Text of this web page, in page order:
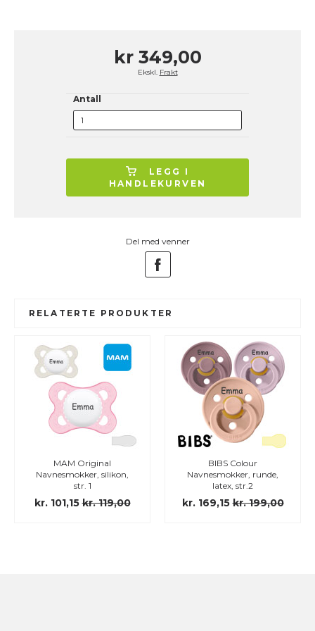
kr 349,00
Ekskl. Frakt
Antall
LEGG I
HANDLEKURVEN
Del med venner
RELATERTE PRODUKTER
MAM Original
Navnesmokker, silikon,
str. 1
kr. 101,15 kr. 119,00
BIBS Colour
Navnesmokker, runde,
latex, str.2
kr. 169,15 kr. 199,00